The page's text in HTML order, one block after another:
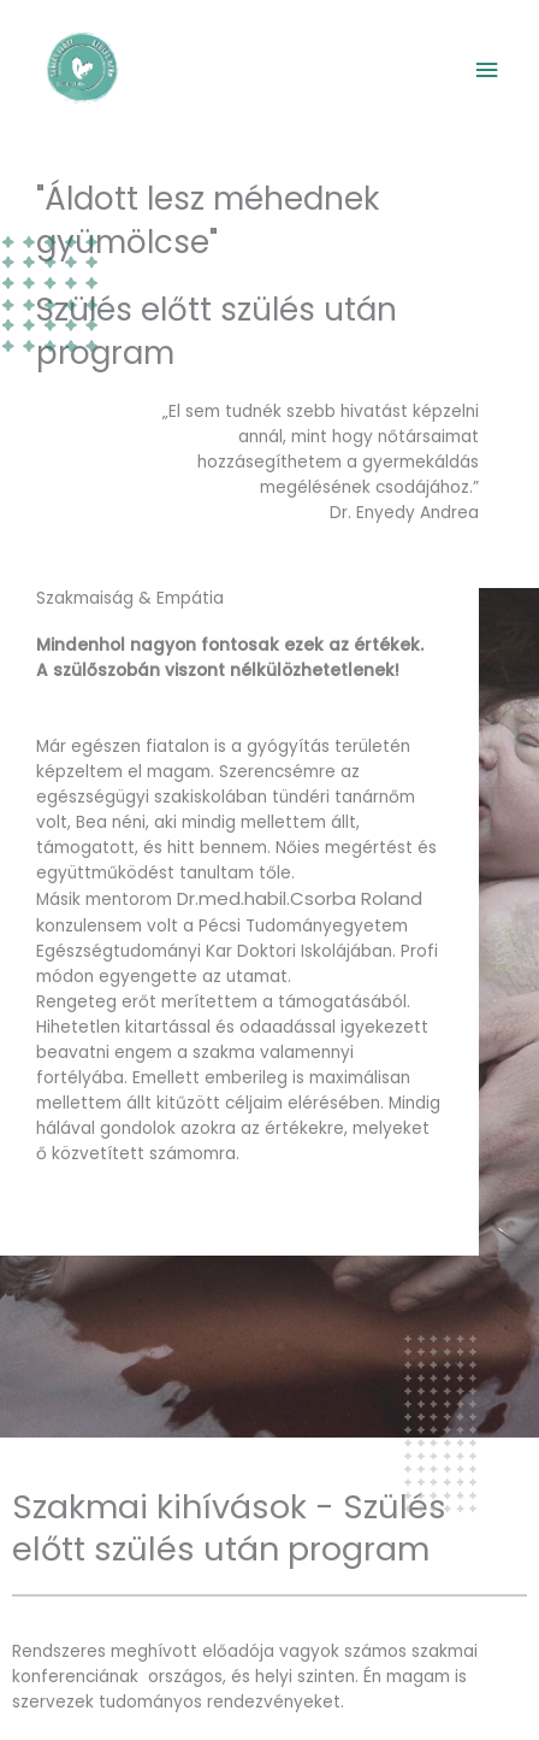
content
"Áldott lesz méhednek
gyümölcse"
Szülés előtt szülés után
program
„El sem tudnék szebb hivatást képzelni
annál, mint hogy nőtársaimat
hozzásegíthetem a gyermekáldás
megélésének csodájához.”
Dr. Enyedy Andrea
Szakmaiság & Empátia
Mindenhol nagyon fontosak ezek az értékek.
A szülőszobán viszont nélkülözhetetlenek!
Már egészen fiatalon is a gyógyítás területén
képzeltem el magam. Szerencsémre az
egészségügyi szakiskolában tündéri tanárnőm
volt, Bea néni, aki mindig mellettem állt,
támogatott, és hitt bennem. Nőies megértést és
együttműködést tanultam tőle.
Másik mentorom Dr.med.habil.Csorba Roland
konzulensem volt a Pécsi Tudományegyetem
Egészségtudományi Kar Doktori Iskolájában. Profi
módon egyengette az utamat.
Rengeteg erőt merítettem a támogatásából.
Hihetetlen kitartással és odaadással igyekezett
beavatni engem a szakma valamennyi
fortélyába. Emellett emberileg is maximálisan
mellettem állt kitűzött céljaim elérésében. Mindig
hálával gondolok azokra az értékekre, melyeket
ő közvetített számomra.
Szakmai kihívások - Szülés
előtt szülés után program
Rendszeres meghívott előadója vagyok számos szakmai
konferenciának országos, és helyi szinten. Én magam is
szervezek tudományos rendezvényeket.